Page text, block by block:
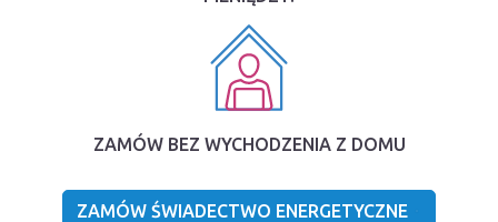
ZAMÓW BEZ WYCHODZENIA Z DOMU
ZAMÓW ŚWIADECTWO ENERGETYCZNE